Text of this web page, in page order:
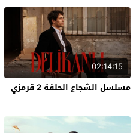
02:14:15
مسلسل الشجاع الحلقة 2 قرمزي